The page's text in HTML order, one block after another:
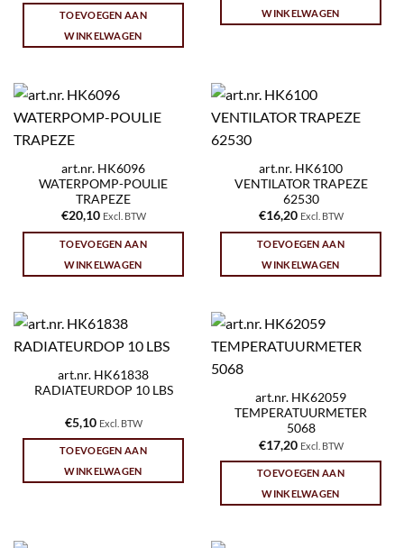
TOEVOEGEN AAN
WINKELWAGEN
WINKELWAGEN
art.nr. HK6096
WATERPOMP-POULIE
TRAPEZE
€20,10 Excl. BTW
TOEVOEGEN AAN
WINKELWAGEN
art.nr. HK6100
VENTILATOR TRAPEZE
62530
€16,20 Excl. BTW
TOEVOEGEN AAN
WINKELWAGEN
art.nr. HK61838
RADIATEURDOP 10 LBS
€5,10 Excl. BTW
TOEVOEGEN AAN
WINKELWAGEN
art.nr. HK62059
TEMPERATUURMETER
5068
€17,20 Excl. BTW
TOEVOEGEN AAN
WINKELWAGEN